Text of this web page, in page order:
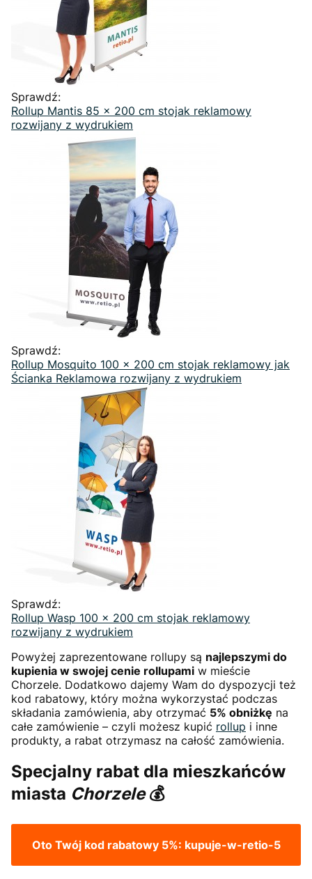
Sprawdź:
Rollup Mantis 85 x 200 cm stojak reklamowy
rozwijany z wydrukiem
Sprawdź:
Rollup Mosquito 100 x 200 cm stojak reklamowy jak
Ścianka Reklamowa rozwijany z wydrukiem
Sprawdź:
Rollup Wasp 100 x 200 cm stojak reklamowy
rozwijany z wydrukiem
Powyżej zaprezentowane rollupy są najlepszymi do
kupienia w swojej cenie rollupami w mieście
Chorzele. Dodatkowo dajemy Wam do dyspozycji też
kod rabatowy, który można wykorzystać podczas
składania zamówienia, aby otrzymać 5% obniżkę na
całe zamówienie – czyli możesz kupić rollup i inne
produkty, a rabat otrzymasz na całość zamówienia.
Specjalny rabat dla mieszkańców
miasta Chorzele💰
Oto Twój kod rabatowy 5%: kupuje-w-retio-5